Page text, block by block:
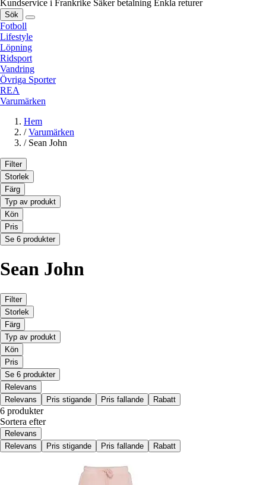
Kundservice i Frankrike Säker betalning Enkla returer
Sök
Fotboll
Lifestyle
Löpning
Ridsport
Vandring
Övriga Sporter
REA
Varumärken
Hem
/ Varumärken
/ Sean John
Filter
Storlek
Färg
Typ av produkt
Kön
Pris
Se 6 produkter
Sean John
Filter
Storlek
Färg
Typ av produkt
Kön
Pris
Se 6 produkter
Relevans
Relevans
Pris stigande Pris fallande Rabatt
6 produkter
Sortera efter
Relevans
Relevans
Pris stigande Pris fallande Rabatt